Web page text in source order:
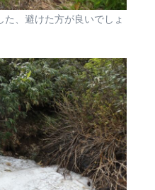
、避けた方が良いでしょ